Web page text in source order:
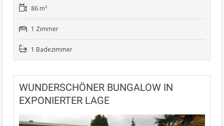
86 m²
1 Zimmer
1 Badezimmer
WUNDERSCHÖNER BUNGALOW IN
EXPONIERTER LAGE